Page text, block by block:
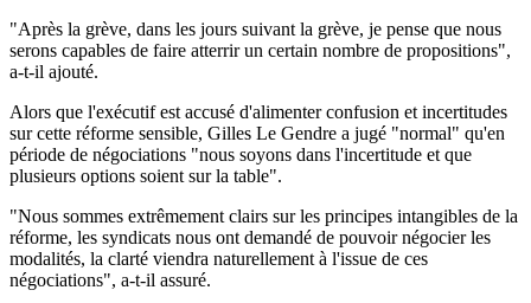
"Après la grève, dans les jours suivant la grève, je pense que nous
serons capables de faire atterrir un certain nombre de propositions",
a-t-il ajouté.
Alors que l'exécutif est accusé d'alimenter confusion et incertitudes
sur cette réforme sensible, Gilles Le Gendre a jugé "normal" qu'en
période de négociations "nous soyons dans l'incertitude et que
plusieurs options soient sur la table".
"Nous sommes extrêmement clairs sur les principes intangibles de la
réforme, les syndicats nous ont demandé de pouvoir négocier les
modalités, la clarté viendra naturellement à l'issue de ces
négociations", a-t-il assuré.